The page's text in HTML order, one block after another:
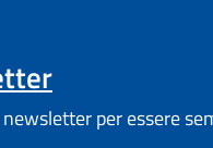
per essere